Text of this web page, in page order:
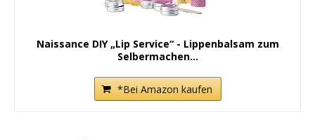
Naissance DIY „Lip Service“ - Lippenbalsam zum
Selbermachen...
*Bei Amazon kaufen